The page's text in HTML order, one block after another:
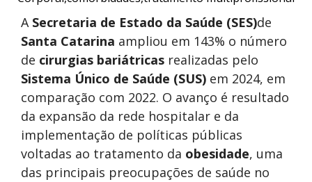
A Secretaria de Estado da Saúde (SES)de
Santa Catarina ampliou em 143% o número
de cirurgias bariátricas realizadas pelo
Sistema Único de Saúde (SUS) em 2024, em
comparação com 2022. O avanço é resultado
da expansão da rede hospitalar e da
implementação de políticas públicas
voltadas ao tratamento da obesidade, uma
das principais preocupações de saúde no